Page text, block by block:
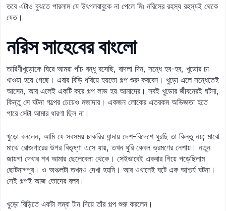
তবে এটাও বুঝতে পারলাম যে উৎপলবাবুকে না পেলে মিঃ নরিসের রহস্য রহস্যই থেকে
যেত।
নরিস সাহেবের বাংলো
তারিণীখুড়োকে ঘিরে আমরা পাঁচ বন্ধু বসেছি, বাদলা দিন, সন্ধে হব-হব, খুডোর চা
খাওয়া হয়ে গেছে। এবার বিড়ি ধরিয়ে হয়তো গল্প শুরু করবেন। খুড়ো এলে সন্ধেতেই
আসেন, আর এলেই একটি করে গল্প লাভ হয় আমাদের। সবই খুডোর জীবনেরই ঘটনা,
কিন্তু সে ঘটনা গল্পের চেয়েও মজাদার। একজন লোকের এতরকম অভিজ্ঞতা হতে
পারে সেটা আমার ধারণা ছিল না।
খুড়ো বললেন, আমি যে সবসময় চাকরির ধান্দায় দেশ-বিদেশে ঘুরছি তা কিন্তু নয়; মাঝে
মাঝে রোজগারের উপর বিতৃষ্ণা এসে যায়, তখন ঘুরি কেবল ভ্রমণের নেশায়। নতুন
জায়গা দেখার শখ আমার ছেলেবেলা থেকে। সেইভাবেই একবার গিয়ে পড়েছিলাম
ছোটনাগপুর। ও অঞ্চলটা তখনও দেখা হয়নি। আর ওখানেই ঘটে এক আশ্চর্য ঘটনা।
সেই গল্পই আজ তোদের বলব।
খুড়ো বিড়িতে একটা লম্বা টান দিয়ে তাঁর গল্প শুরু করলেন।